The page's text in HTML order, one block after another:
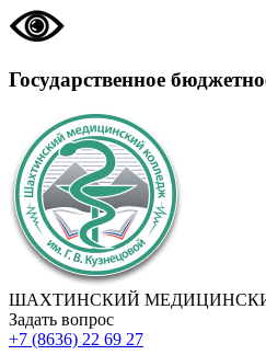
Государственное
ШАХТИНСКИЙ
Задать вопрос
+7 (8636) 22 69 27